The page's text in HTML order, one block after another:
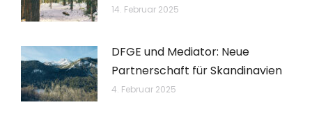
14. Februar 2025
DFGE und Mediator: Neue
Partnerschaft für Skandinavien
4. Februar 2025